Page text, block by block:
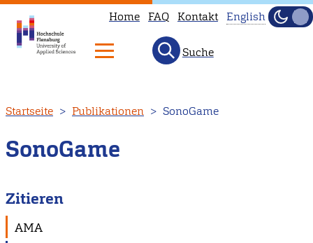
zum
Inhalt
Home FAQ Kontakt English
Hell
Suche
Startseite Publikationen SonoGame
SonoGame
Zitieren
AMA